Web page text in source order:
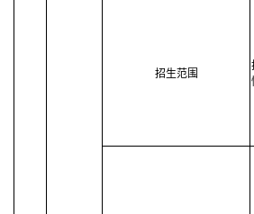
招生范围